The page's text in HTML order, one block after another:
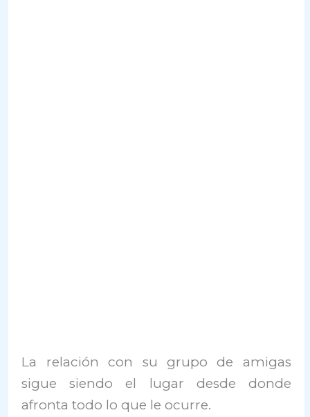
La relación con su grupo de amigas
sigue siendo el lugar desde donde
afronta todo lo que le ocurre.